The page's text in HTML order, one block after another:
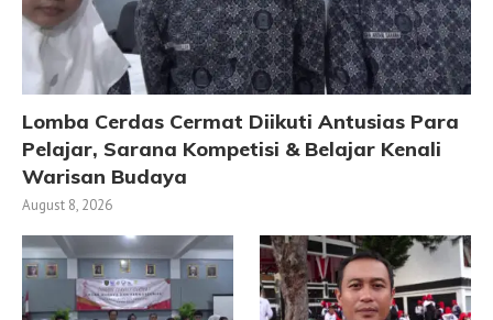
Lomba Cerdas Cermat Diikuti Antusias Para
Pelajar, Sarana Kompetisi & Belajar Kenali
Warisan Budaya
August 8, 2026